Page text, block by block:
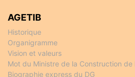
AGETIB
Historique
Organigramme
Vision et valeurs
Mot du Ministre de la Construction de
Biographie express du DG